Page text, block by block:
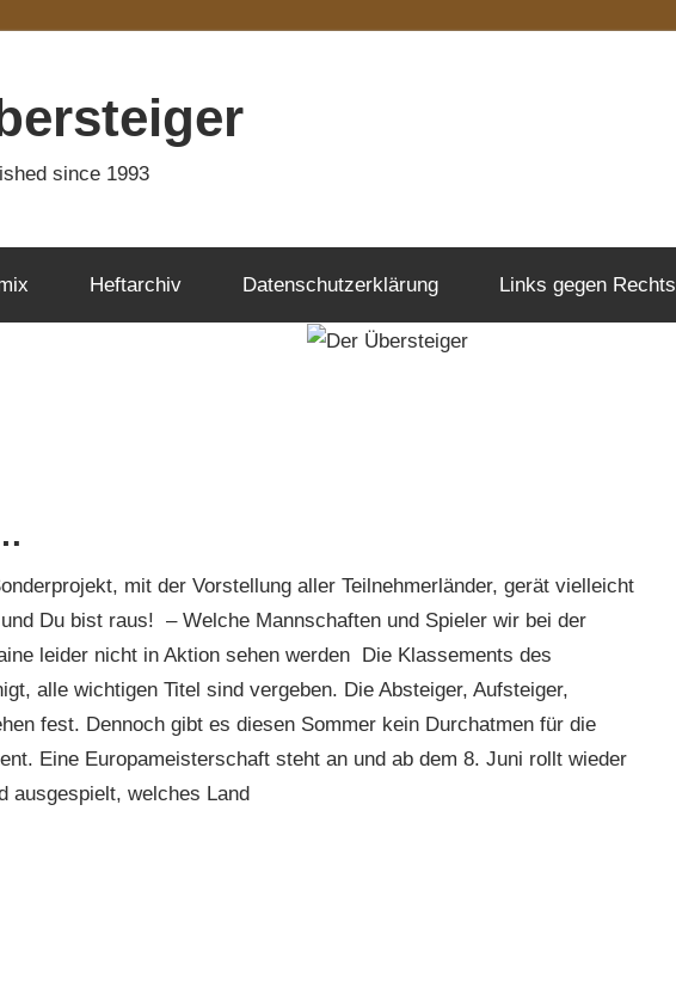
since 1993
Heftarchiv Datenschutzerklärung Links gegen Rechts
mit der Vorstellung aller Teilnehmerländer, gerät vielleicht
Du bist raus! – Welche Mannschaften und Spieler wir bei der
leider nicht in Aktion sehen werden Die Klassements des
alle wichtigen Titel sind vergeben. Die Absteiger, Aufsteiger,
fest. Dennoch gibt es diesen Sommer kein Durchatmen für die
Eine Europameisterschaft steht an und ab dem 8. Juni rollt wieder
ausgespielt, welches Land